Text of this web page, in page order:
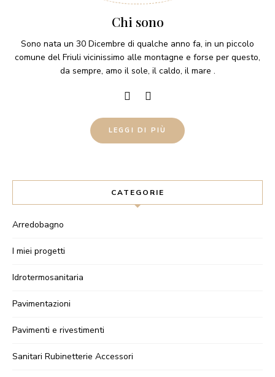
Chi sono
Sono nata un 30 Dicembre di qualche anno fa, in un piccolo
comune del Friuli vicinissimo alle montagne e forse per questo,
da sempre, amo il sole, il caldo, il mare .
LEGGI DI PIÙ
CATEGORIE
Arredobagno
I miei progetti
Idrotermosanitaria
Pavimentazioni
Pavimenti e rivestimenti
Sanitari Rubinetterie Accessori